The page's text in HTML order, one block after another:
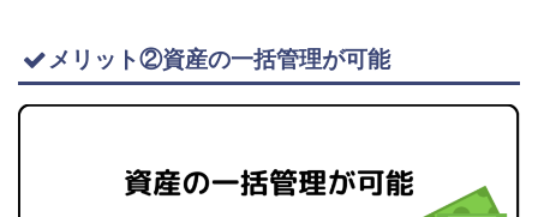
メリット②資産の一括管理が可能